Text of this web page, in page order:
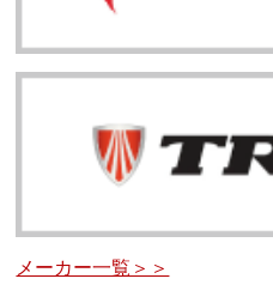
メーカー一覧＞＞